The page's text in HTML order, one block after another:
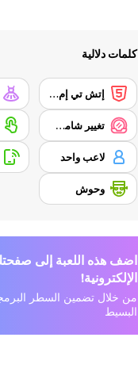
كلمات دلالية
إتش تي إم إل 5
تغيير شامل/ مكياج
لاعب واحد
وحوش
اضف هذه اللعبة إلى
الإلكترونية!
من خلال تضمين السطر
البسيط